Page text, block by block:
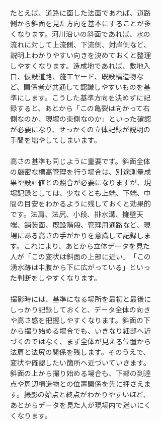
たとえば、道路に面した法面であれば、道路
側から斜面を見た方向を基本にすることが多
くなります。河川沿いの斜面であれば、水の
流れに対して上流側、下流側、対岸側など、
説明上わかりやすい向きを決めておくと整理
しやすくなります。造成地であれば、敷地入
口、仮設道路、施工ヤード、既設構造物な
ど、関係者が共通して認識しやすいものを基
準にします。こうした基準方向を決めずに記
録すると、あとから「この亀裂は向かって右
側なのか、現場の東側なのか」といった確認
が必要になり、せっかくの立体記録が説明の
手間を増やしてしまいます。
高さの基準も同じように重要です。斜面全体
の厳密な標高管理を行う場合は、別途測量成
果や設計値との照合が必要になりますが、現
場記録としては、少なくとも上端、下端、中
間の目安をわかるように残しておくと効果的
です。法肩、法尻、小段、排水溝、擁壁天
端、舗装面、既設階段、管理用通路など、現
場にある高さの手がかりを意識して記録しま
す。これにより、あとから立体データを見た
人が「この変状は斜面の上部に近い」「この
湧水跡は中腹から下に広がっている」といっ
た判断をしやすくなります。
撮影時には、基準になる場所を最初と最後に
しっかり記録しておくと、データ全体の向き
や高さ感を把握しやすくなります。斜面の下
から撮り始める場合でも、いきなり細部へ近
づくのではなく、まず全体が見える位置から
法肩と法尻の関係を残します。そのうえで、
変状や確認したい箇所へ近づいていきます。
斜面の上から撮り始める場合も、下部の到達
点や周辺構造物との位置関係を先に押さえま
す。撮影の始点と終点がわかりやすいほど、
あとからデータを見た人が現場内で迷いにく
くなります。